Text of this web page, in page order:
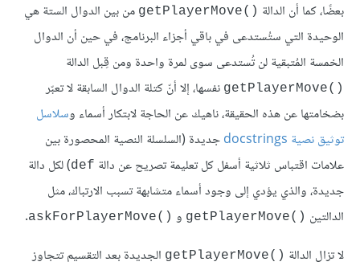
بعضًا، كما أن الدالة ()getPlayerMove
من بين الدوال الستة هي
الوحيدة التي ستُستدعى في باقي أجزاء البرنامج، في حين أن الدوال
الخمسة المُتبقية لن تُستدعى سوى لمرة واحدة ومن قِبل الدالة
()getPlayerMove
نفسها، إلا أنّ كتلة الدوال السابقة لا تعبّر
بضخامتها عن هذه الحقيقة، ناهيك عن الحاجة لابتكار أسماء وسلاسل
توثيق نصية docstrings
جديدة (السلسلة النصية المحصورة بين
علامات اقتباس ثلاثية أسفل كل تعليمة تصريح عن دالة def) لكل دالة
جديدة، والذي يؤدي إلى وجود أسماء متشابهة تسبب الارتباك، مثل
الدالتين ()getPlayerMove و ()askForPlayerMove
.
لا تزال الدالة ()getPlayerMove
الجديدة بعد التقسيم تتجاوز